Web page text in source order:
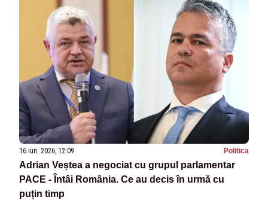
16 iun. 2026, 12:09 Politica
Adrian Veștea a negociat cu grupul parlamentar
PACE - Întâi România. Ce au decis în urmă cu
puțin timp